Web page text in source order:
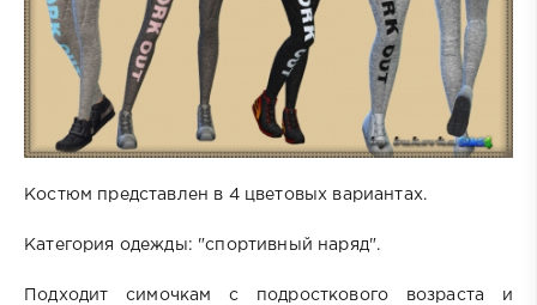
Костюм представлен в 4 цветовых вариантах.
Категория одежды: "спортивный наряд".
Подходит симочкам с подросткового возраста и